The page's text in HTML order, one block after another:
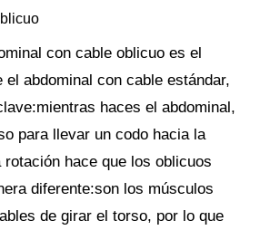
con cable oblicuo es el
abdominal con cable estándar,
haces el abdominal,
para llevar un codo hacia la
hace que los oblicuos
diferente:son los músculos
de girar el torso, por lo que